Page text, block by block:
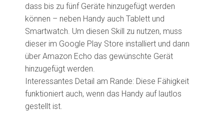
dass bis zu fünf Geräte hinzugefügt werden
können – neben Handy auch Tablett und
Smartwatch. Um diesen Skill zu nutzen, muss
dieser im Google Play Store installiert und dann
über Amazon Echo das gewünschte Gerät
hinzugefügt werden.
Interessantes Detail am Rande: Diese Fähigkeit
funktioniert auch, wenn das Handy auf lautlos
gestellt ist.